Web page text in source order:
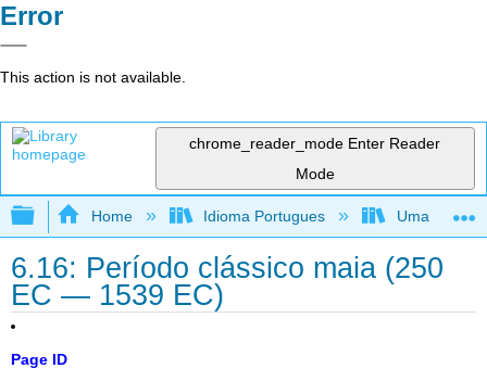
Error
This action is not available.
chrome_reader_mode Enter Reader
Mode
Expand/collapse global hierarchy
Home Idioma Portugues Uma
6.16: Período clássico maia (250
EC — 1539 EC)
Page ID